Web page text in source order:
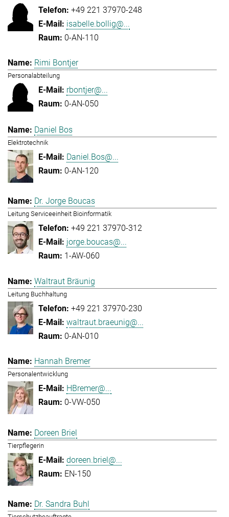
+49 221 37970-248
isabelle.bollig@...
0-AN-110
Rimi Bontjer
Personalabteilung
rbontjer@...
0-AN-050
Daniel Bos
Elektrotechnik
Daniel.Bos@...
0-AN-120
Dr. Jorge Boucas
Leitung Serviceeinheit Bioinformatik
+49 221 37970-312
jorge.boucas@...
1-AW-060
Waltraut Bräunig
Leitung Buchhaltung
+49 221 37970-230
waltraut.braeunig@...
0-AN-010
Hannah Bremer
Personalentwicklung
HBremer@...
0-VW-050
Doreen Briel
Tierpflegerin
doreen.briel@...
EN-150
Dr. Sandra Buhl